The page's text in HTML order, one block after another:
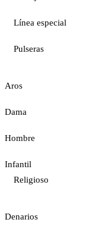
Línea especial
Pulseras
Aros
Dama
Hombre
Infantil
Religioso
Denarios